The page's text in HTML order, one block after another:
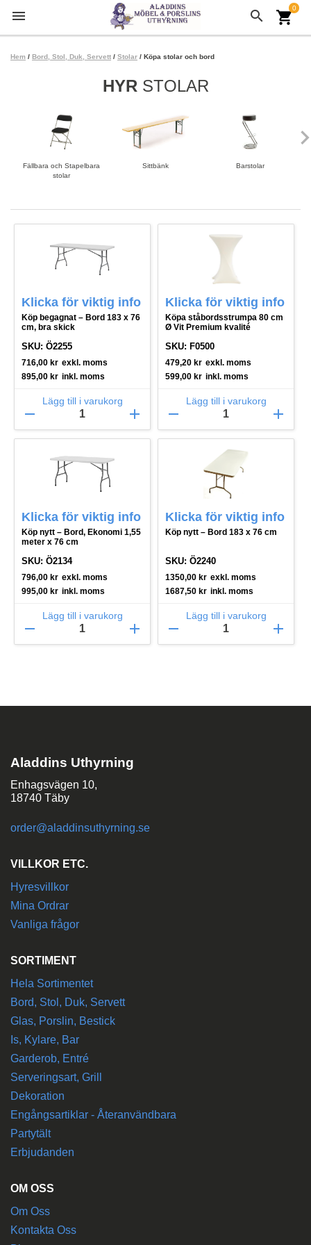
menu search 0
shopping_cart
Hem / Bord, Stol, Duk, Servett / Stolar / Köpa stolar och bord
HYR STOLAR
Fällbara och Stapelbara
stolar
Sittbänk Barstolar
Klicka för viktig info
Köp begagnat – Bord 183 x 76
cm, bra skick
SKU: Ö2255
716,00 kr exkl. moms
895,00 kr inkl. moms
Lägg till i varukorg
remove add
Klicka för viktig info
Köpa ståbordsstrumpa 80 cm
Ø Vit Premium kvalité
SKU: F0500
479,20 kr exkl. moms
599,00 kr inkl. moms
Lägg till i varukorg
remove add
Klicka för viktig info
Köp nytt – Bord, Ekonomi 1,55
meter x 76 cm
SKU: Ö2134
796,00 kr exkl. moms
995,00 kr inkl. moms
Lägg till i varukorg
remove add
Klicka för viktig info
Köp nytt – Bord 183 x 76 cm
SKU: Ö2240
1350,00 kr exkl. moms
1687,50 kr inkl. moms
Lägg till i varukorg
remove add
Aladdins Uthyrning
Enhagsvägen 10,
18740 Täby
order@aladdinsuthyrning.se
VILLKOR ETC.
Hyresvillkor
Mina Ordrar
Vanliga frågor
SORTIMENT
Hela Sortimentet
Bord, Stol, Duk, Servett
Glas, Porslin, Bestick
Is, Kylare, Bar
Garderob, Entré
Serveringsart, Grill
Dekoration
Engångsartiklar - Återanvändbara
Partytält
Erbjudanden
OM OSS
Om Oss
Kontakta Oss